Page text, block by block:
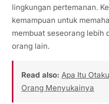
lingkungan pertemanan.
kemampuan untuk
membuat seseorang lebih
orang lain.
Read also: Apa Itu
Orang Menyukainya